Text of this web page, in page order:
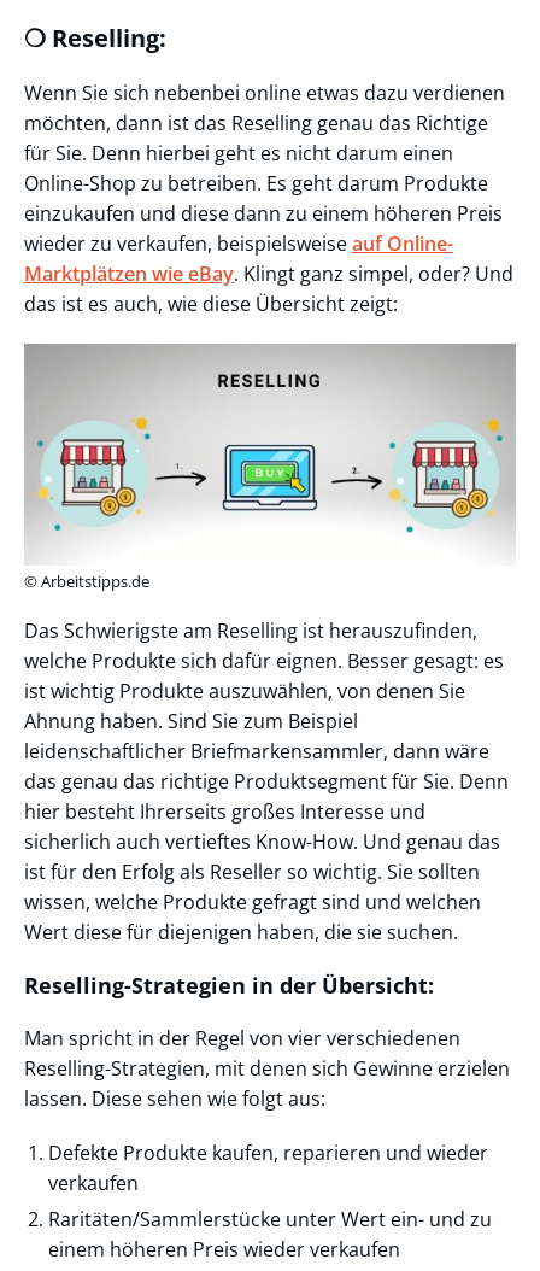
❍ Reselling:
Wenn Sie sich nebenbei online etwas dazu verdienen
möchten, dann ist das Reselling genau das Richtige
für Sie. Denn hierbei geht es nicht darum einen
Online-Shop zu betreiben. Es geht darum Produkte
einzukaufen und diese dann zu einem höheren Preis
wieder zu verkaufen, beispielsweiseauf Online-
Marktplätzen wie eBay. Klingt ganz simpel, oder? Und
das ist es auch, wie diese Übersicht zeigt:
© Arbeitstipps.de
Das Schwierigste am Reselling ist herauszufinden,
welche Produkte sich dafür eignen. Besser gesagt: es
ist wichtig Produkte auszuwählen, von denen Sie
Ahnung haben. Sind Sie zum Beispiel
leidenschaftlicher Briefmarkensammler, dann wäre
das genau das richtige Produktsegment für Sie. Denn
hier besteht Ihrerseits großes Interesse und
sicherlich auch vertieftes Know-How. Und genau das
ist für den Erfolg als Reseller so wichtig. Sie sollten
wissen, welche Produkte gefragt sind und welchen
Wert diese für diejenigen haben, die sie suchen.
Reselling-Strategien in der Übersicht:
Man spricht in der Regel von vier verschiedenen
Reselling-Strategien, mit denen sich Gewinne erzielen
lassen. Diese sehen wie folgt aus:
Defekte Produkte kaufen, reparieren und wieder
verkaufen
Raritäten/Sammlerstücke unter Wert ein- und zu
einem höheren Preis wieder verkaufen